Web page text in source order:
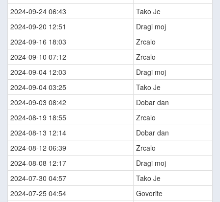
2024-09-24 06:43
Tako Je
2024-09-20 12:51
Dragi moj
2024-09-16 18:03
Zrcalo
2024-09-10 07:12
Zrcalo
2024-09-04 12:03
Dragi moj
2024-09-04 03:25
Tako Je
2024-09-03 08:42
Dobar dan
2024-08-19 18:55
Zrcalo
2024-08-13 12:14
Dobar dan
2024-08-12 06:39
Zrcalo
2024-08-08 12:17
Dragi moj
2024-07-30 04:57
Tako Je
2024-07-25 04:54
Govorite